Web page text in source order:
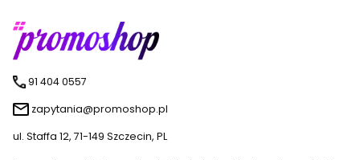
91 404 0557
zapytania@promoshop.pl
ul. Staffa 12, 71-149 Szczecin, PL